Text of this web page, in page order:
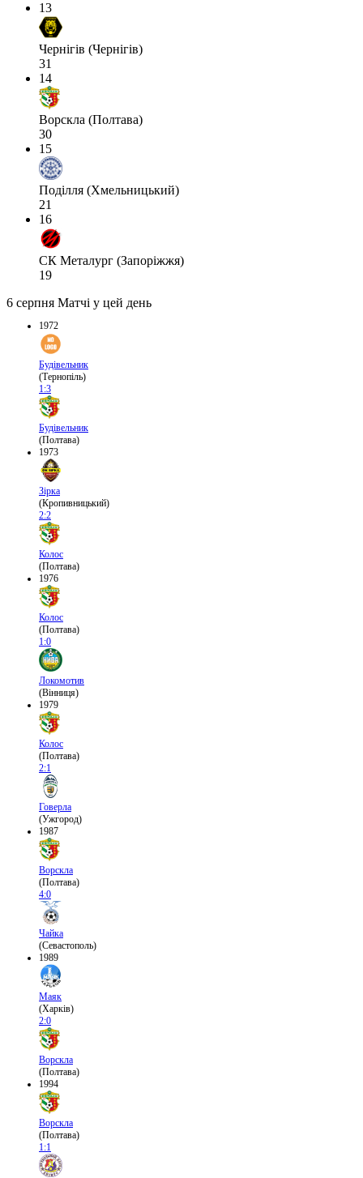
13
Чернігів (Чернігів)
31
14
Ворскла (Полтава)
30
15
Поділля (Хмельницький)
21
16
СК Металург (Запоріжжя)
19
6 серпня Матчі у цей день
1972
Будівельник
(Тернопіль)
1:3
Будівельник
(Полтава)
1973
Зірка
(Кропивницький)
2:2
Колос
(Полтава)
1976
Колос
(Полтава)
1:0
Локомотив
(Вінниця)
1979
Колос
(Полтава)
2:1
Говерла
(Ужгород)
1987
Ворскла
(Полтава)
4:0
Чайка
(Севастополь)
1989
Маяк
(Харків)
2:0
Ворскла
(Полтава)
1994
Ворскла
(Полтава)
1:1